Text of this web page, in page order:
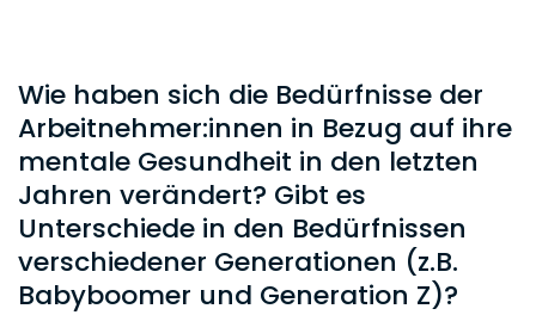
Wie haben sich die Bedürfnisse der
Arbeitnehmer:innen in Bezug auf ihre
mentale Gesundheit in den letzten
Jahren verändert? Gibt es
Unterschiede in den Bedürfnissen
verschiedener Generationen (z.B.
Babyboomer und Generation Z)?